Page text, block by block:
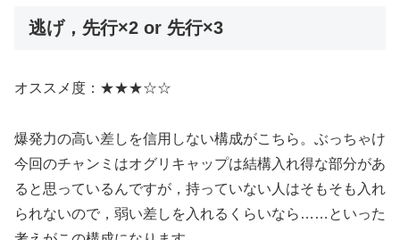
逃げ，先行×2 or 先行×3
オススメ度：★★★☆☆
爆発力の高い差しを信用しない構成がこちら。ぶっちゃけ
今回のチャンミはオグリキャップは結構入れ得な部分があ
ると思っているんですが，持っていない人はそもそも入れ
られないので，弱い差しを入れるくらいなら……といった